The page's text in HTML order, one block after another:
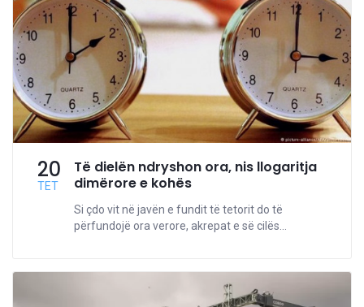
20
TET
Të dielën ndryshon ora, nis llogaritja
dimërore e kohës
Si çdo vit në javën e fundit të tetorit do të
përfundojë ora verore, akrepat e së cilës...